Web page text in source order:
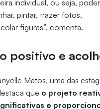
individual, ou seja,
pintar, trazer fotos,
figuras”, comenta.
positivo e
Matos, uma das
que o projeto
e